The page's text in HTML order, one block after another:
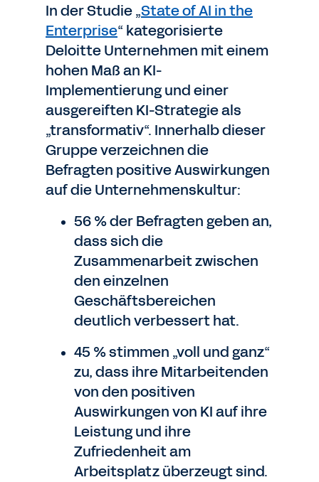
In der Studie „State of AI in the
Enterprise“ kategorisierte
Deloitte Unternehmen mit einem
hohen Maß an KI-
Implementierung und einer
ausgereiften KI-Strategie als
„transformativ“. Innerhalb dieser
Gruppe verzeichnen die
Befragten positive Auswirkungen
auf die Unternehmenskultur:
56 % der Befragten geben an,
dass sich die
Zusammenarbeit zwischen
den einzelnen
Geschäftsbereichen
deutlich verbessert hat.
45 % stimmen „voll und ganz“
zu, dass ihre Mitarbeitenden
von den positiven
Auswirkungen von KI auf ihre
Leistung und ihre
Zufriedenheit am
Arbeitsplatz überzeugt sind.